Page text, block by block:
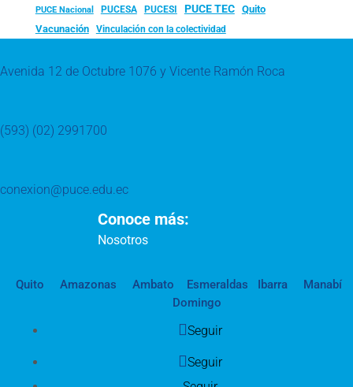
PUCE Nacional PUCESA PUCESI PUCE TEC
Quito
Vacunación
Vinculación con la colectividad
Avenida 12 de Octubre 1076 y Vicente Ramón Roca
(593) (02) 2991700
conexion@puce.edu.ec
Conoce más:
Nosotros
Quito Amazonas Ambato Esmeraldas Ibarra
Manabí
Domingo
Seguir
Seguir